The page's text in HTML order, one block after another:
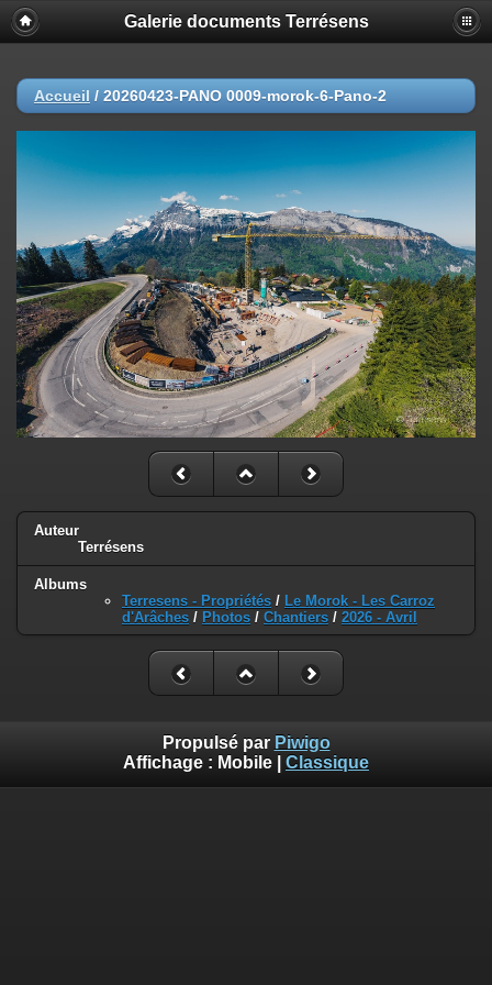
Galerie documents Terrésens
Accueil / 20260423-PANO 0009-morok-6-Pano-2
Auteur
Terrésens
Albums
Terresens - Propriétés / Le Morok - Les Carroz
d'Arâches / Photos / Chantiers / 2026 - Avril
Propulsé par Piwigo
Affichage : Mobile Classique